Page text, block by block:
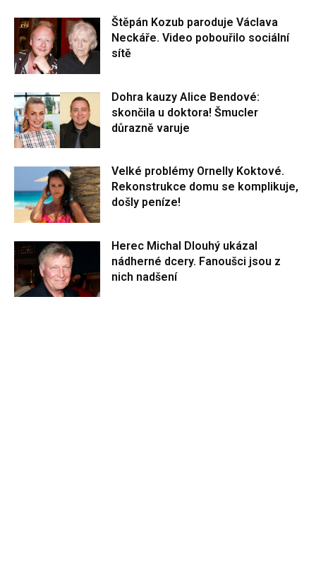
Štěpán Kozub paroduje Václava
Neckáře. Video pobouřilo sociální
sítě
Dohra kauzy Alice Bendové:
skončila u doktora! Šmucler
důrazně varuje
Velké problémy Ornelly Koktové.
Rekonstrukce domu se komplikuje,
došly peníze!
Herec Michal Dlouhý ukázal
nádherné dcery. Fanoušci jsou z
nich nadšení